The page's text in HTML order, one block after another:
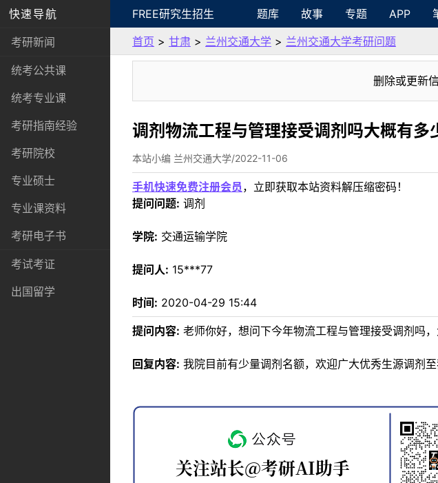
快速导航
考研新闻
统考公共课
统考专业课
考研指南经验
考研院校
专业硕士
专业课资料
考研电子书
考试考证
出国留学
FREE研究生招生 题库 故事 专题 APP
首页 > 甘肃 > 兰州交通大学 > 兰州交通大学考研问题
删除或更新
调剂物流工程与管理接受调剂吗大概有多
本站小编 兰州交通大学/2022-11-06
手机快速免费注册会员 ，立即获取本站资料解压缩密码！
提问问题: 调剂
学院: 交通运输学院
提问人: 15***77
时间: 2020-04-29 15:44
提问内容: 老师你好，想问下今年物流工程与管理接受调剂吗
回复内容: 我院目前有少量调剂名额，欢迎广大优秀生源调剂至